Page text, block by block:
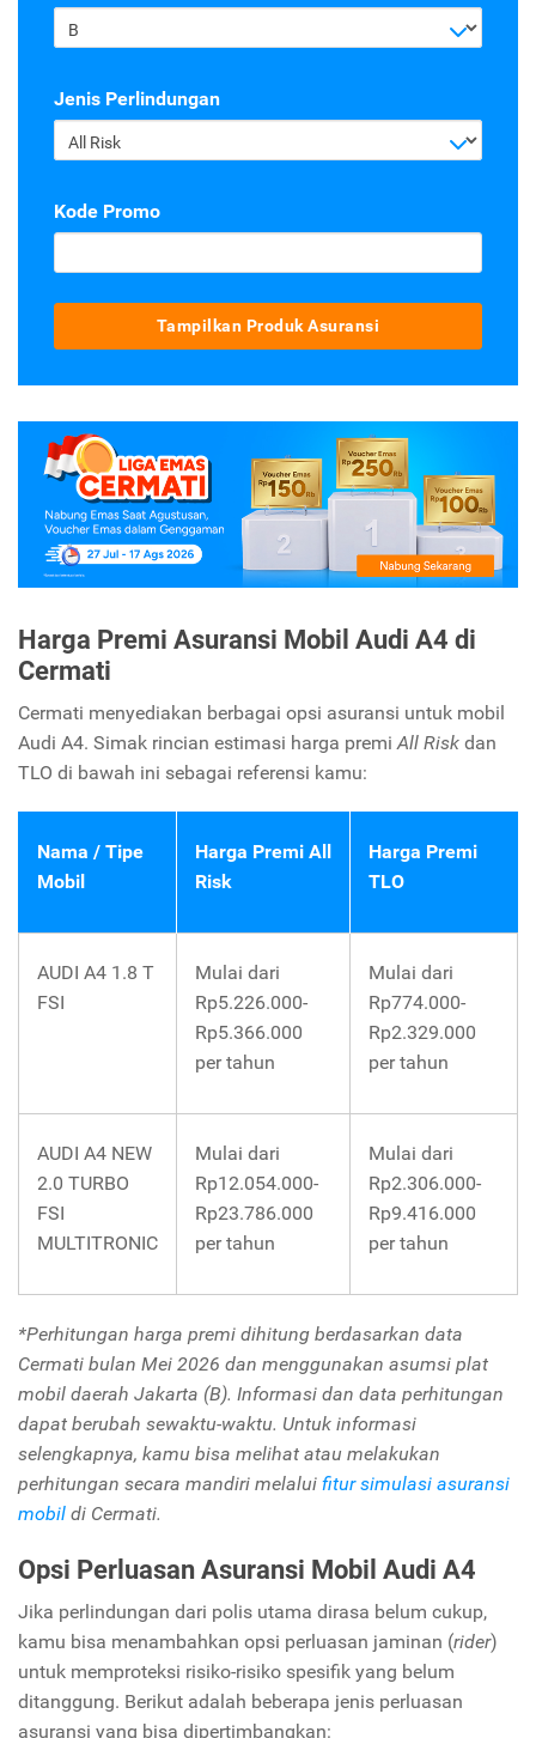
B
Jenis Perlindungan
All Risk
Kode Promo
Tampilkan Produk Asuransi
Harga Premi Asuransi Mobil Audi A4 di
Cermati
Cermati menyediakan berbagai opsi asuransi untuk mobil
Audi A4. Simak rincian estimasi harga premiAll Risk dan
TLO di bawah ini sebagai referensi kamu:
Nama / Tipe
Mobil
Harga Premi All
Risk
Harga Premi
TLO
AUDI A4 1.8 T
FSI
Mulai dari
Rp5.226.000-
Rp5.366.000
per tahun
Mulai dari
Rp774.000-
Rp2.329.000
per tahun
AUDI A4 NEW
2.0 TURBO
FSI
MULTITRONIC
Mulai dari
Rp12.054.000-
Rp23.786.000
per tahun
Mulai dari
Rp2.306.000-
Rp9.416.000
per tahun
*Perhitungan harga premi dihitung berdasarkan data
Cermati bulan Mei 2026 dan menggunakan asumsi plat
mobil daerah Jakarta (B). Informasi dan data perhitungan
dapat berubah sewaktu-waktu. Untuk informasi
selengkapnya, kamu bisa melihat atau melakukan
perhitungan secara mandiri melalui fitur simulasi asuransi
mobil di Cermati.
Opsi Perluasan Asuransi Mobil Audi A4
Jika perlindungan dari polis utama dirasa belum cukup,
kamu bisa menambahkan opsi perluasan jaminan (rider)
untuk memproteksi risiko-risiko spesifik yang belum
ditanggung. Berikut adalah beberapa jenis perluasan
asuransi yang bisa dipertimbangkan: